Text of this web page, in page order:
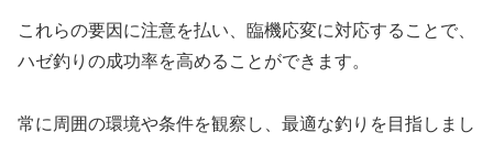
これらの要因に注意を払い、臨機応変に対応することで、
ハゼ釣りの成功率を高めることができます。
常に周囲の環境や条件を観察し、最適な釣りを目指しまし